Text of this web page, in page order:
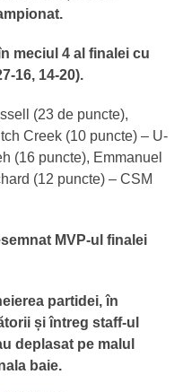
meciul 4 al finalei cu
16, 14-20).
(23 de puncte),
Creek (10 puncte) – U-
(16 puncte), Emmanuel
(12 puncte) – CSM
MVP-ul finalei
partidei, în
și întreg staff-ul
deplasat pe malul
baie.